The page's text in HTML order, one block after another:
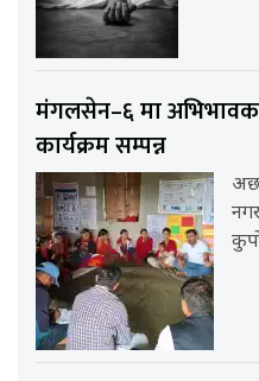
मंगलसेन–६ मा
कार्यक्रम सम्पन्न